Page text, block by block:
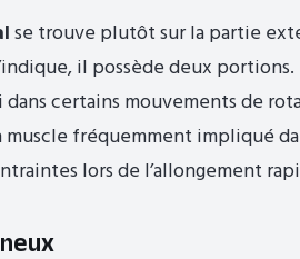
se trouve plutôt sur la partie
il possède deux
certains mouvements de
muscle fréquemment impliqué
lors de l’allongement